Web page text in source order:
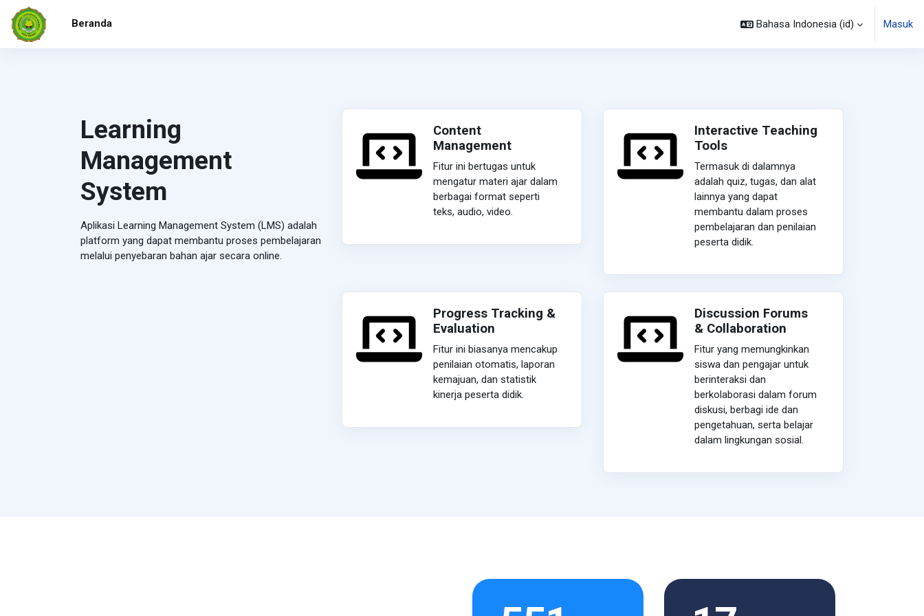
Lewati ke konten utama
Beranda
Bahasa Indonesia ‎(id)‎ Masuk
Learning
Management
System
Aplikasi Learning Management System (LMS) adalah
platform yang dapat membantu proses pembelajaran
melalui penyebaran bahan ajar secara online.
Content
Management
Fitur ini bertugas untuk
mengatur materi ajar dalam
berbagai format seperti
teks, audio, video.
Interactive Teaching
Tools
Termasuk di dalamnya
adalah quiz, tugas, dan alat
lainnya yang dapat
membantu dalam proses
pembelajaran dan penilaian
peserta didik.
Progress Tracking &
Evaluation
Fitur ini biasanya mencakup
penilaian otomatis, laporan
kemajuan, dan statistik
kinerja peserta didik.
Discussion Forums
& Collaboration
Fitur yang memungkinkan
siswa dan pengajar untuk
berinteraksi dan
berkolaborasi dalam forum
diskusi, berbagi ide dan
pengetahuan, serta belajar
dalam lingkungan sosial.